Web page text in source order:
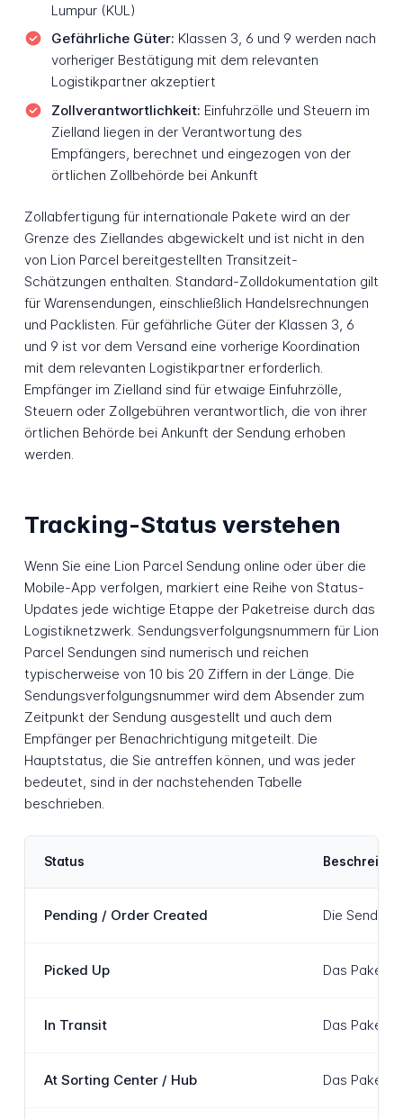
Lumpur (KUL)
Gefährliche Güter: Klassen 3, 6 und 9 werden nach
vorheriger Bestätigung mit dem relevanten
Logistikpartner akzeptiert
Zollverantwortlichkeit: Einfuhrzölle und Steuern im
Zielland liegen in der Verantwortung des
Empfängers, berechnet und eingezogen von der
örtlichen Zollbehörde bei Ankunft
Zollabfertigung für internationale Pakete wird an der
Grenze des Ziellandes abgewickelt und ist nicht in den
von Lion Parcel bereitgestellten Transitzeit-
Schätzungen enthalten. Standard-Zolldokumentation gilt
für Warensendungen, einschließlich Handelsrechnungen
und Packlisten. Für gefährliche Güter der Klassen 3, 6
und 9 ist vor dem Versand eine vorherige Koordination
mit dem relevanten Logistikpartner erforderlich.
Empfänger im Zielland sind für etwaige Einfuhrzölle,
Steuern oder Zollgebühren verantwortlich, die von ihrer
örtlichen Behörde bei Ankunft der Sendung erhoben
werden.
Tracking-Status verstehen
Wenn Sie eine Lion Parcel Sendung online oder über die
Mobile-App verfolgen, markiert eine Reihe von Status-
Updates jede wichtige Etappe der Paketreise durch das
Logistiknetzwerk. Sendungsverfolgungsnummern für Lion
Parcel Sendungen sind numerisch und reichen
typischerweise von 10 bis 20 Ziffern in der Länge. Die
Sendungsverfolgungsnummer wird dem Absender zum
Zeitpunkt der Sendung ausgestellt und auch dem
Empfänger per Benachrichtigung mitgeteilt. Die
Hauptstatus, die Sie antreffen können, und was jeder
bedeutet, sind in der nachstehenden Tabelle
beschrieben.
Status
Pending / Order Created Die
Picked Up Das Paket
In Transit Das Paket
At Sorting Center / Hub Das Paket